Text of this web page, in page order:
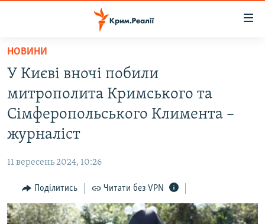
Перейти
основного
матеріалу
Перейти
до
основної
Перейти
пошуку
ВІДЕО ТА ФОТО
ПОГЛЯД
ІНТЕРВ'Ю
ВСЕ ЗА ДЕНЬ
НОВИНИ
У Києві вночі побили
митрополита Кримського та
Сімферопольського Климента –
журналіст
11 вересень 2024, 10:26
Поділитись Читати без VPN